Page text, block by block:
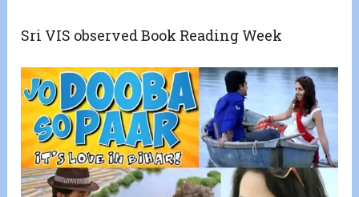
Sri VIS observed Book Reading Week